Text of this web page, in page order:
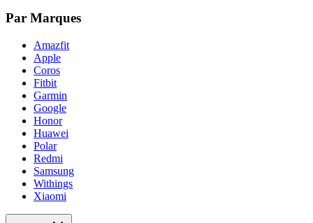
Par Marques
Amazfit
Apple
Coros
Fitbit
Garmin
Google
Honor
Huawei
Polar
Redmi
Samsung
Withings
Xiaomi